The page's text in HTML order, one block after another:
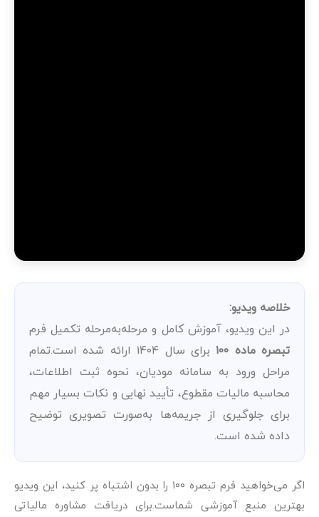
خلاصه ویدیو:
در این ویدیو، آموزش کامل و مرحله‌به‌مرحله تکمیل فرم
تبصره ماده ۱۰۰
برای سال ۱۴۰۴ ارائه شده است.تمام
مراحل ورود به سامانه مودیان، نحوه ثبت اطلاعات،
محاسبه مالیات مقطوع، تأیید نهایی و نکات بسیار مهم
برای جلوگیری از جریمه‌ها به‌صورت تصویری توضیح
داده شده است.
اگر می‌خواهید فرم تبصره ۱۰۰ را بدون اشتباه پر کنید، این ویدیو
بهترین منبع آموزشی شماست.برای دریافت مشاوره مالیاتی